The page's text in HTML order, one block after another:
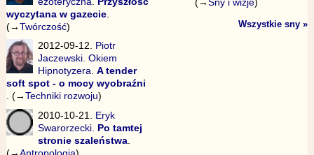
wyczytana w gazecie.
(→Twórczość)
2012-09-12. Piotr
Jaczewski.Okiem
Hipnotyzera.A tender
soft spot - o mocy wyobraźni
. (→Techniki rozwoju)
2010-10-21. Eryk
Swarorzecki Po tamtej
stronie szaleństwa
(→Antropologia)
Wszystkie sny »